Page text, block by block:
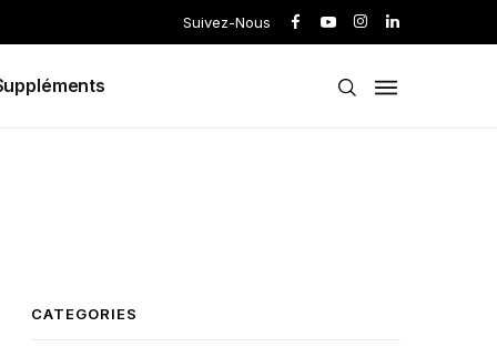
Suivez-Nous
CATEGORIES